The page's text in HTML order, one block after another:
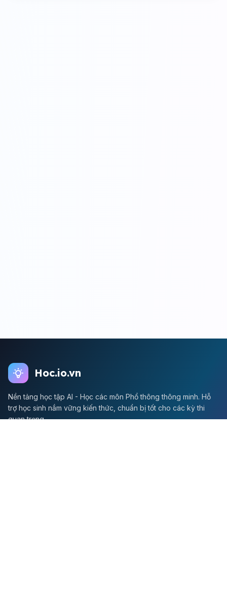
Hoc.io.vn
Nền tảng học tập AI - Học các môn Phổ thông thông minh. Hỗ
trợ học sinh nắm vững kiến thức, chuẩn bị tốt cho các kỳ thi
quan trọng.